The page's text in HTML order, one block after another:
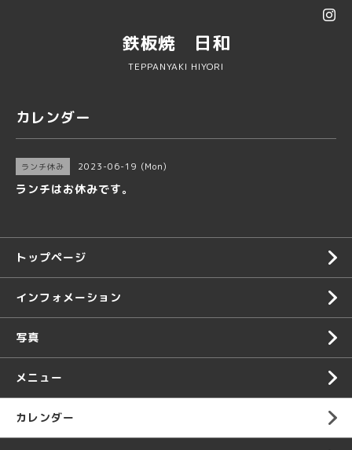
鉄板焼 日和
TEPPANYAKI HIYORI
カレンダー
ランチ休み 2023-06-19 (Mon)
ランチはお休みです。
トップページ
インフォメーション
写真
メニュー
カレンダー